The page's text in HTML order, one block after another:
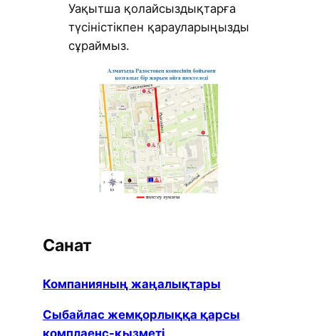
Уақытша қолайсыздықтарға
түсіністікпен қарауларыңызды
сұраймыз.
Санат
Компанияның жаңалықтары
Сыбайлас жемқорлыққа қарсы
комплаенс-қызметі